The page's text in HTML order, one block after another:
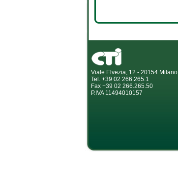
Viale Elvezia, 12 - 20154 Milano
Tel. +39 02 266.265.1
Fax +39 02 266.265.50
P.IVA 11494010157